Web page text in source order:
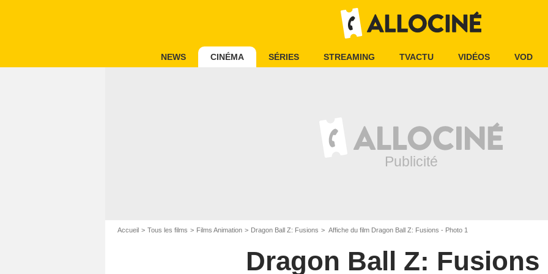
NEWS CINÉMA SÉRIES STREAMING TVACTU VIDÉOS VOD
Accueil Tous les films Films Animation Dragon Ball Z: Fusions Affiche du film Dragon Ball Z: Fusions - Photo 1
Dragon Ball Z: Fusions